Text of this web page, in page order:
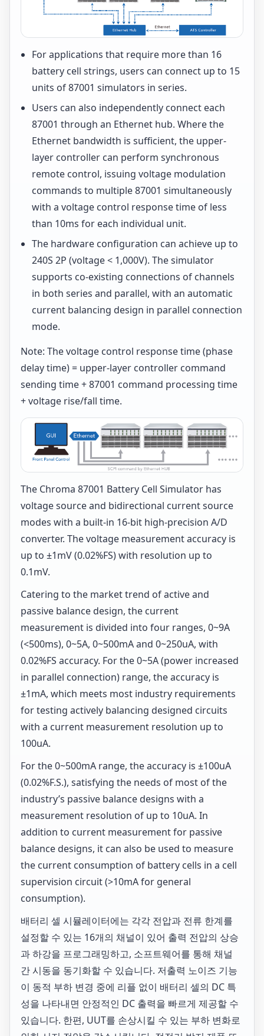
For applications that require more than 16
battery cell strings, users can connect up to 15
units of 87001 simulators in series.
Users can also independently connect each
87001 through an Ethernet hub. Where the
Ethernet bandwidth is sufficient, the upper-
layer controller can perform synchronous
remote control, issuing voltage modulation
commands to multiple 87001 simultaneously
with a voltage control response time of less
than 10ms for each individual unit.
The hardware configuration can achieve up to
240S 2P (voltage < 1,000V). The simulator
supports co-existing connections of channels
in both series and parallel, with an automatic
current balancing design in parallel connection
mode.
Note: The voltage control response time (phase
delay time) = upper-layer controller command
sending time + 87001 command processing time
+ voltage rise/fall time.
The Chroma 87001 Battery Cell Simulator has
voltage source and bidirectional current source
modes with a built-in 16-bit high-precision A/D
converter. The voltage measurement accuracy is
up to ±1mV (0.02%FS) with resolution up to
0.1mV.
Catering to the market trend of active and
passive balance design, the current
measurement is divided into four ranges, 0~9A
(<500ms), 0~5A, 0~500mA and 0~250uA, with
0.02%FS accuracy. For the 0~5A (power increased
in parallel connection) range, the accuracy is
±1mA, which meets most industry requirements
for testing actively balancing designed circuits
with a current measurement resolution up to
100uA.
For the 0~500mA range, the accuracy is ±100uA
(0.02%F.S.), satisfying the needs of most of the
industry’s passive balance designs with a
measurement resolution of up to 10uA. In
addition to current measurement for passive
balance designs, it can also be used to measure
the current consumption of battery cells in a cell
supervision circuit (>10mA for general
consumption).
배터리 셀 시뮬레이터에는 각각 전압과 전류 한계를
설정할 수 있는 16개의 채널이 있어 출력 전압의 상승
과 하강을 프로그래밍하고, 소프트웨어를 통해 채널
간 시동을 동기화할 수 있습니다. 저출력 노이즈 기능
이 동적 부하 변경 중에 리플 없이 배터리 셀의 DC 특
성을 나타내면 안정적인 DC 출력을 빠르게 제공할 수
있습니다. 한편, UUT를 손상시킬 수 있는 부하 변화로